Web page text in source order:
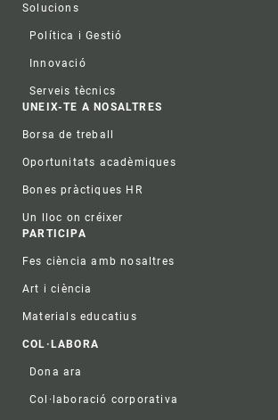
Solucions
Política i Gestió
Innovació
Serveis tècnics
UNEIX-TE A NOSALTRES
Borsa de treball
Oportunitats acadèmiques
Bones pràctiques HR
Un lloc on créixer
PARTICIPA
Fes ciència amb nosaltres
Art i ciència
Materials educatius
COL·LABORA
Dona ara
Col·laboració corporativa